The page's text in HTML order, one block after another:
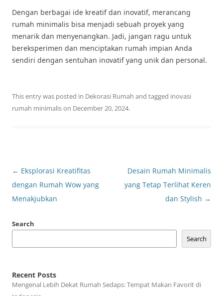
Dengan berbagai ide kreatif dan inovatif, merancang
rumah minimalis bisa menjadi sebuah proyek yang
menarik dan menyenangkan. Jadi, jangan ragu untuk
bereksperimen dan menciptakan rumah impian Anda
sendiri dengan sentuhan inovatif yang unik dan personal.
This entry was posted in Dekorasi Rumah and tagged inovasi
rumah minimalison December 20, 2024.
Post
navigation
← Eksplorasi Kreatifitas
dengan Rumah Wow yang
Menakjubkan
Desain Rumah Minimalis
yang Tetap Terlihat Keren
dan Stylish →
Search
Search
Recent Posts
Mengenal Lebih Dekat Rumah Sedaps: Tempat Makan Favorit di